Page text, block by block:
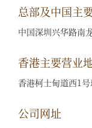
总部及中国主
中国深圳兴华路南
香港主要营业
香港柯士甸道西1
公司网址